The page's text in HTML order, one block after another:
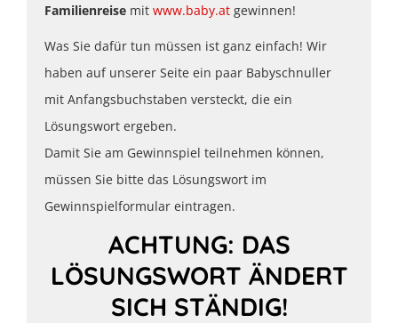
Familienreise mit www.baby.at gewinnen!
Was Sie dafür tun müssen ist ganz einfach! Wir
haben auf unserer Seite ein paar Babyschnuller
mit Anfangsbuchstaben versteckt, die ein
Lösungswort ergeben.
Damit Sie am Gewinnspiel teilnehmen können,
müssen Sie bitte das Lösungswort im
Gewinnspielformular eintragen.
ACHTUNG: DAS
LÖSUNGSWORT ÄNDERT
SICH STÄNDIG!